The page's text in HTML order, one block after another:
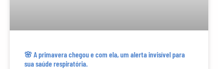
🌸 A primavera chegou e com ela, um alerta invisível para
sua saúde respiratória.